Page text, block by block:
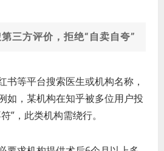
三方评价，拒绝“自卖自夸”
书等平台搜索医生或机构名称，
如，某机构在知乎被多位用户投
”，此类机构需绕行。